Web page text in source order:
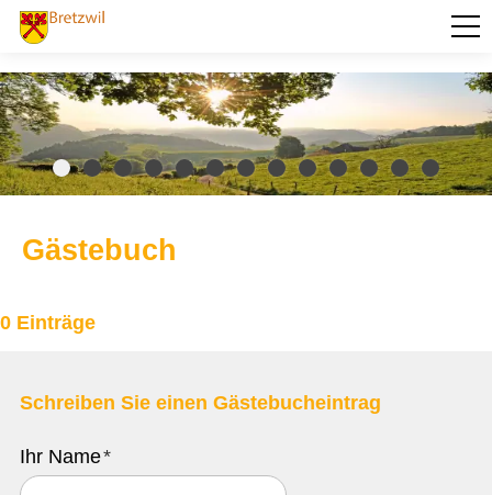
PORTRÄT
AKTUELLES
VERWALTUNG
KULTUR UND FREIZEIT
SICHERHEIT
FINANZEN
Gästebuch
0 Einträge
Schreiben Sie einen Gästebucheintrag
Ihr Name*